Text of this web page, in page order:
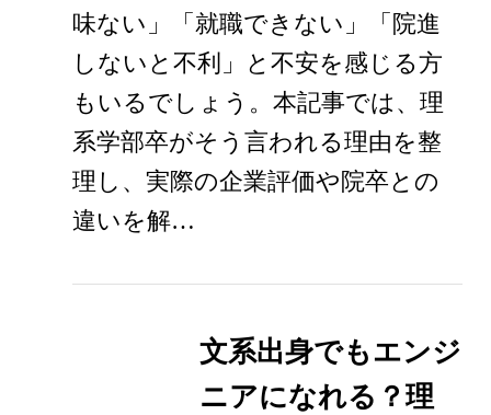
味ない」「就職できない」「院進
しないと不利」と不安を感じる方
もいるでしょう。本記事では、理
系学部卒がそう言われる理由を整
理し、実際の企業評価や院卒との
違いを解…
文系出身でもエンジ
ニアになれる？理